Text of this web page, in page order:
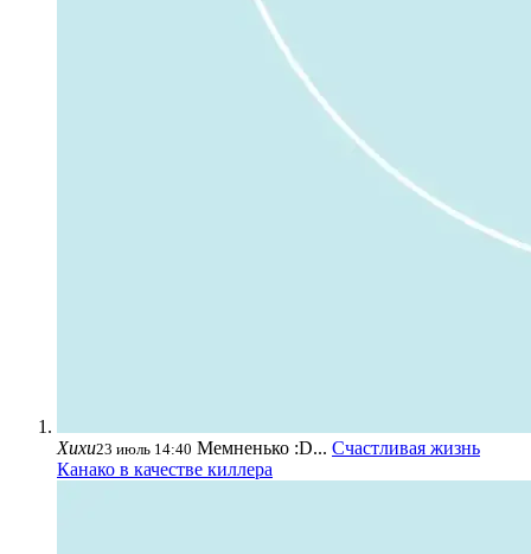
Хихи23 июль 14:40 Мемненько :D... Счастливая жизнь
Канако в качестве киллера